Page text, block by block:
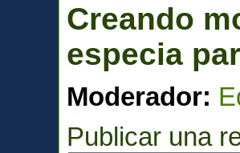
Creando
especia
Moderador:
Publicar una